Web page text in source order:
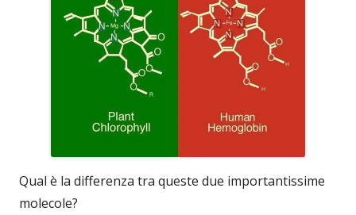
Qual è la differenza tra queste due importantissime
molecole?